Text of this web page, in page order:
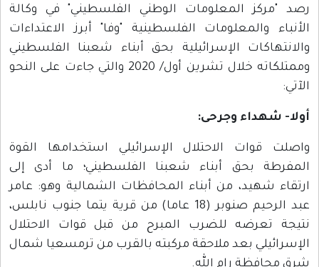
رصد "مركز المعلومات الوطني الفلسطيني" في وكالة
الأنباء والمعلومات الفلسطينية "وفا" أبرز الاعتداءات
والانتهاكات الإسرائيلية بحق أبناء شعبنا الفلسطيني
وممتلكاته خلال تشرين أول/ 2020 والتي جاءت على النحو
الآتي:
أولا- شهداء وجرحى:
واصلت قوات الاحتلال الإسرائيلي استخدامها القوة
المفرطة بحق أبناء شعبنا الفلسطيني؛ ما أدى إلى
ارتقاء شهيد، من أبناء المحافظات الشمالية وهو: عامر
عبد الرحيم صنوبر (18 عاما) من قرية يتما جنوب نابلس،
نتيجة تعرضه للضرب المبرح من قبل قوات الاحتلال
الإسرائيلي بعد ملاحقة مركبته بالقرب من ترمسعيا شمال
شرق محافظة رام الله.